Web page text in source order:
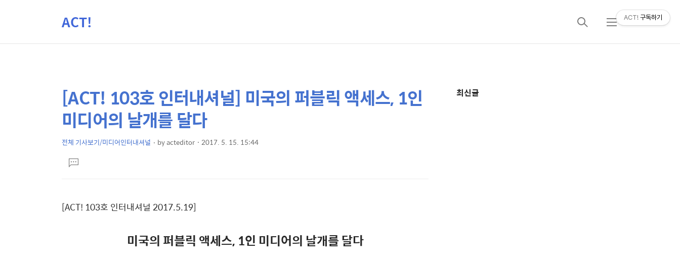
ACT!
검
메
상
세
컨
텐
본
문
제
[ACT! 103호 인터내셔널] 미국의 퍼블릭 액세스, 1인
미디어의 날개를 달다
전체 기사보기/미디어인터내셔널 byacteditor 2017. 5. 15. 15:44
문댓
글
[ACT! 103호 인터내셔널 2017.5.19]
미국의 퍼블릭 액세스, 1인 미디어의 날개를 달다
추
최신글
ACT! 구독하기